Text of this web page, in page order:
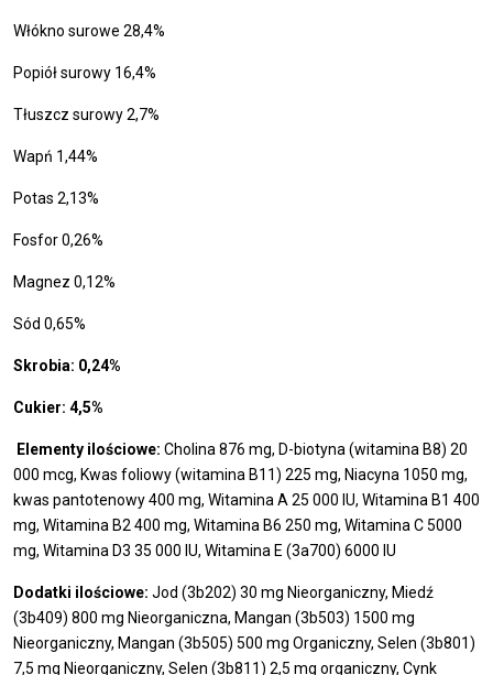
Włókno surowe 28,4%
Popiół surowy 16,4%
Tłuszcz surowy 2,7%
Wapń 1,44%
Potas 2,13%
Fosfor 0,26%
Magnez 0,12%
Sód 0,65%
Skrobia: 0,24%
Cukier: 4,5%
Elementy ilościowe: Cholina 876 mg, D-biotyna (witamina B8) 20
000 mcg, Kwas foliowy (witamina B11) 225 mg, Niacyna 1050 mg,
kwas pantotenowy 400 mg, Witamina A 25 000 IU, Witamina B1 400
mg, Witamina B2 400 mg, Witamina B6 250 mg, Witamina C 5000
mg, Witamina D3 35 000 IU, Witamina E (3a700) 6000 IU
Dodatki ilościowe: Jod (3b202) 30 mg Nieorganiczny, Miedź
(3b409) 800 mg Nieorganiczna, Mangan (3b503) 1500 mg
Nieorganiczny, Mangan (3b505) 500 mg Organiczny, Selen (3b801)
7,5 mg Nieorganiczny, Selen (3b811) 2,5 mg organiczny, Cynk